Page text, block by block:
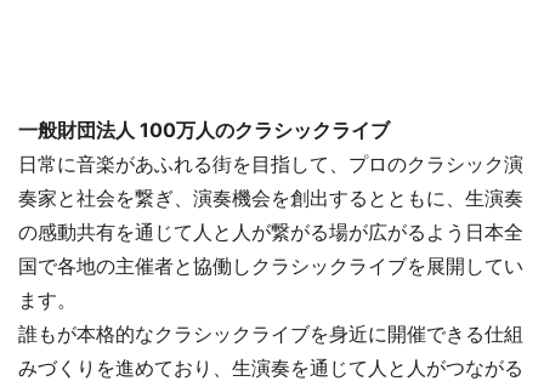
一般財団法人 100万人のクラシックライブ
日常に音楽があふれる街を目指して、プロのクラシック演
奏家と社会を繋ぎ、演奏機会を創出するとともに、生演奏
の感動共有を通じて人と人が繋がる場が広がるよう日本全
国で各地の主催者と協働しクラシックライブを展開してい
ます。
誰もが本格的なクラシックライブを身近に開催できる仕組
みづくりを進めており、生演奏を通じて人と人がつながる